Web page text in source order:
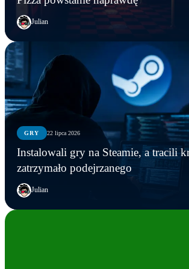
Julian
GRY 22 lipca 2026
Instalowali gry na Steamie, a tracili
zatrzymało podejrzanego
Julian